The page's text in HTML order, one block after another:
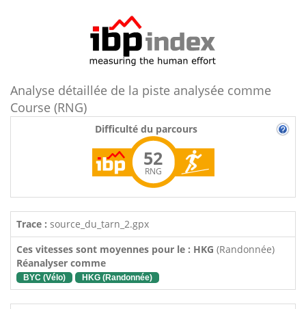
Analyse détaillée de la piste analysée comme
Course (RNG)
Difficulté du parcours
52
RNG
Trace : source_du_tarn_2.gpx
Ces vitesses sont moyennes pour le : HKG (Randonnée)
Réanalyser comme
BYC (Vélo) HKG (Randonnée)